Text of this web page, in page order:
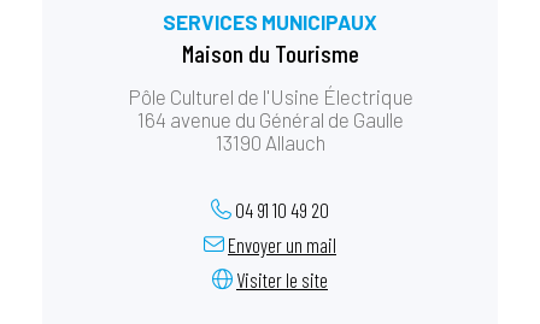
SERVICES MUNICIPAUX
Maison du Tourisme
Pôle Culturel de l'Usine Électrique
164 avenue du Général de Gaulle
13190 Allauch
04 91 10 49 20
Envoyer un mail
Visiter le site